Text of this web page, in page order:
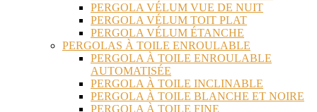
PERGOLA VÉLUM VUE DE NUIT
PERGOLA VÉLUM TOIT PLAT
PERGOLA VÉLUM ÉTANCHE
PERGOLAS À TOILE ENROULABLE
PERGOLA À TOILE ENROULABLE
AUTOMATISÉE
PERGOLA À TOILE INCLINABLE
PERGOLA À TOILE BLANCHE ET NOIRE
PERGOLA À TOILE FINE